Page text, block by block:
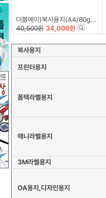
더블에이)복사용지(A4/80g/500매*5권)
40,500원 34,000원
복사용지
프린터용지
폼텍라벨용지
애니라벨용지
3M라벨용지
OA용지,디자인용지